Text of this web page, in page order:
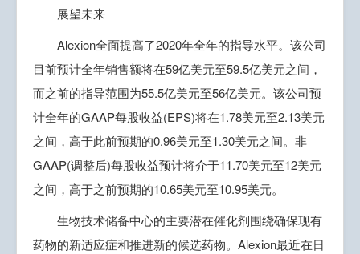
展望未来
Alexion全面提高了2020年全年的指导水平。该公司
目前预计全年销售额将在59亿美元至59.5亿美元之间，
而之前的指导范围为55.5亿美元至56亿美元。该公司预
计全年的GAAP每股收益(EPS)将在1.78美元至2.13美元
之间，高于此前预期的0.96美元至1.30美元之间。非
GAAP(调整后)每股收益预计将介于11.70美元至12美元
之间，高于之前预期的10.65美元至10.95美元。
生物技术储备中心的主要潜在催化剂围绕确保现有
药物的新适应症和推进新的候选药物。Alexion最近在日